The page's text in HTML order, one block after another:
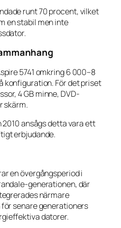
runt 70 procent, vilket
en stabil men inte
5741 omkring 6 000–8
konfiguration. För det priset
4 GB minne, DVD-
skärm.
ansågs detta vara ett
erbjudande.
en övergångsperiod i
generationen, där
närmare
senare generationers
datorer.